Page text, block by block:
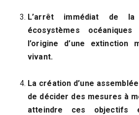
L’arrêt immédiat de
écosystèmes
l’origine d’une extinction
vivant.
La création d’une
de décider des mesures à
atteindre ces objectifs